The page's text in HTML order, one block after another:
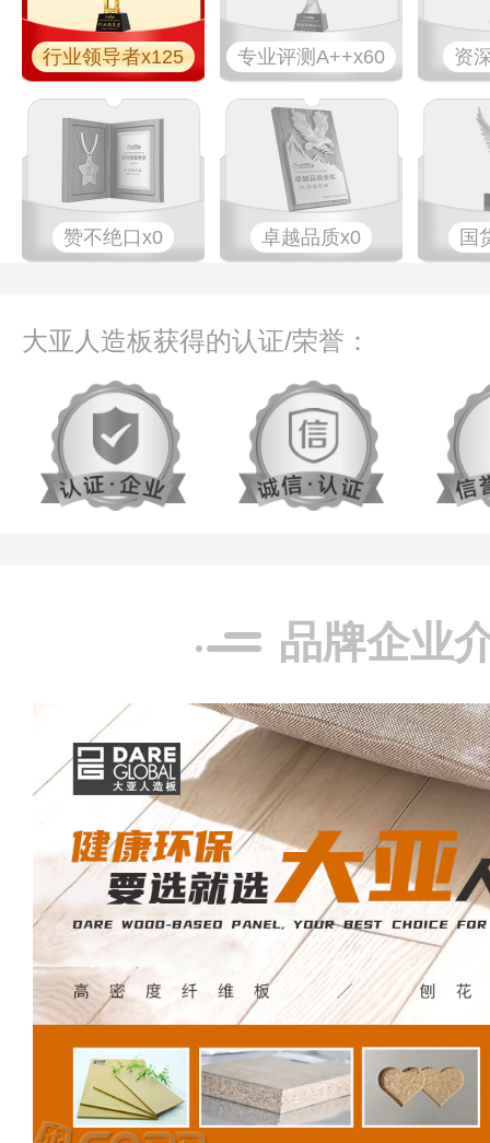
行业领导者x125 专业​评测A++x60 资
赞不绝口x0 卓越品质x0 国
大亚人造板获得的认证/荣誉：
品牌企业